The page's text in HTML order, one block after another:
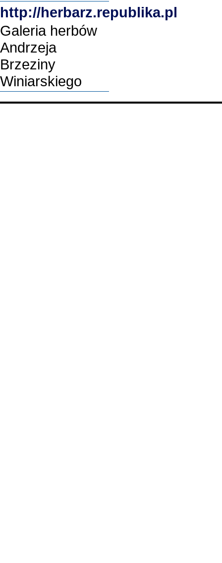
http://herbarz.republika.pl
Galeria herbów
Andrzeja
Brzeziny
Winiarskiego